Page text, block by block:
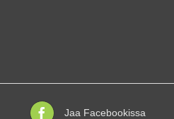
Jaa Facebookissa